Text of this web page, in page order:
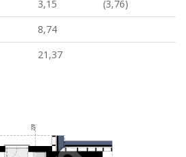
3,15
(3,76)
8,74
21,37